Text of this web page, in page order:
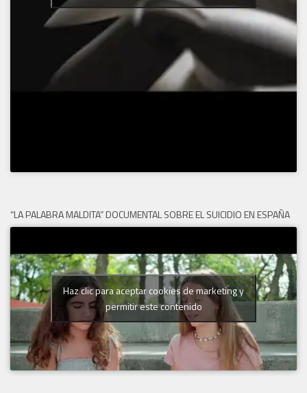
“LA PALABRA MALDITA” DOCUMENTAL SOBRE EL SUICIDIO EN ESPAÑA
Haz clic para aceptar cookies de marketing y
permitir este contenido